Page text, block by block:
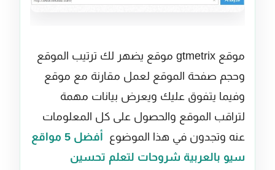
موقع gtmetrix موقع يضهر لك ترتيب الموقع
وحجم صفحة الموقع لعمل مقارنة مع موقع
وفيما يتفوق عليك ويعرض بيانات مهمة
لتراقب الموقع والحصول على كل المعلومات
عنه وتجدون في هذا الموضوع
أفضل 5 مواقع
سيو بالعربية شروحات لتعلم تحسين